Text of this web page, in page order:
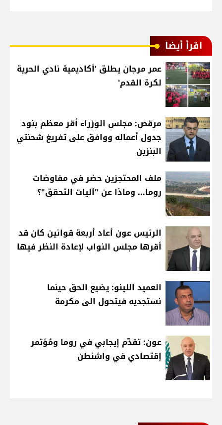
اقرأ أيضا
عمر مرجان يطلق 'أكاديمية نادي الحرية
لكرة القدم'
مرقص: مجلس الوزراء أقر معظم بنود
جدول أعماله ووافق على تفريغ شحنتي
البنزين
ملف المحتجزين حضر في مفاوضات
روما... وماذا عن "آليات التحقق"؟
الرئيس عون أعاد أربعة قوانين كان قد
أقرها مجلس النواب لإعادة النظر فيها
العميد اللينو: يضيع الحق حينما
نستجديه فيتحول الى مكرمة
عون: تقدّم إيجابي في روما ومُؤتمر
إقتصادي في واشنطن